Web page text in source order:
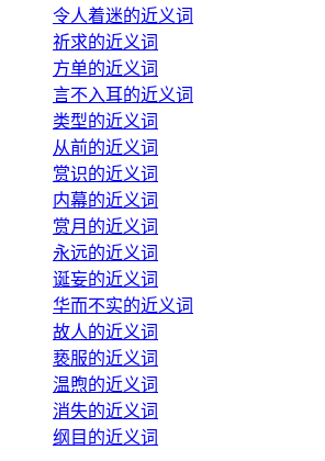
令人着迷的近义词
祈求的近义词
方单的近义词
言不入耳的近义词
类型的近义词
从前的近义词
赏识的近义词
内幕的近义词
赏月的近义词
永远的近义词
诞妄的近义词
华而不实的近义词
故人的近义词
亵服的近义词
温煦的近义词
消失的近义词
纲目的近义词